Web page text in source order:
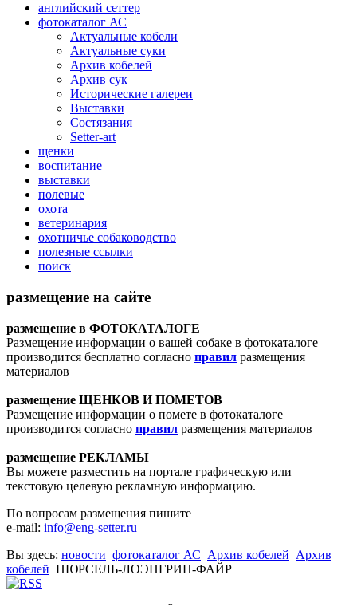
английский сеттер
фотокаталог АС
Актуальные кобели
Актуальные суки
Архив кобелей
Архив сук
Исторические галереи
Выставки
Состязания
Setter-art
щенки
воспитание
выставки
полевые
охота
ветеринария
охотничье собаководство
полезные ссылки
поиск
размещение на сайте
размещение в ФОТОКАТАЛОГЕ
Размещение информации о вашей собаке в фотокаталоге
производится бесплатно согласно правил размещения
материалов
размещение ЩЕНКОВ И ПОМЕТОВ
Размещение информации о помете в фотокаталоге
производится согласно правил размещения материалов
размещение РЕКЛАМЫ
Вы можете разместить на портале графическую или
текстовую целевую рекламную информацию.
По вопросам размещения пишите
e-mail: info@eng-setter.ru
Вы здесь: новости фотокаталог АС Архив кобелей Архив
кобелей ПЮРСЕЛЬ-ЛОЭНГРИН-ФАЙР